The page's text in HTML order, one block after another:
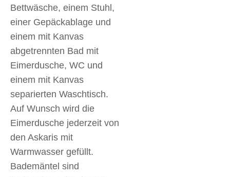
Bettwäsche, einem Stuhl,
einer Gepäckablage und
einem mit Kanvas
abgetrennten Bad mit
Eimerdusche, WC und
einem mit Kanvas
separierten Waschtisch.
Auf Wunsch wird die
Eimerdusche jederzeit von
den Askaris mit
Warmwasser gefüllt.
Bademäntel sind